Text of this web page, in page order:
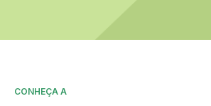
CONHEÇA A